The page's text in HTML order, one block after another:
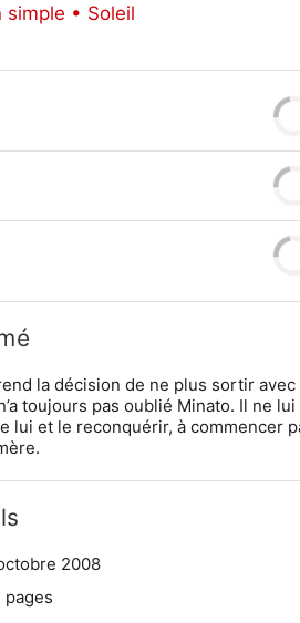
simple • Soleil
la décision de ne plus sortir
toujours pas oublié Minato. Il ne
lui et le reconquérir, à commencer
2008
pages